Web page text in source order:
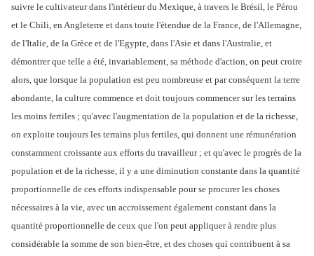
suivre le cultivateur dans l'intérieur du Mexique, à travers le Brésil, le Pérou
et le Chili, en Angleterre et dans toute l'étendue de la France, de l'Allemagne,
de l'Italie, de la Grèce et de l'Egypte, dans l'Asie et dans l'Australie, et
démontrer que telle a été, invariablement, sa méthode d'action, on peut croire
alors, que lorsque la population est peu nombreuse et par conséquent la terre
abondante, la culture commence et doit toujours commencer sur les terrains
les moins fertiles ; qu'avec l'augmentation de la population et de la richesse,
on exploite toujours les terrains plus fertiles, qui donnent une rémunération
constamment croissante aux efforts du travailleur ; et qu'avec le progrès de la
population et de la richesse, il y a une diminution constante dans la quantité
proportionnelle de ces efforts indispensable pour se procurer les choses
nécessaires à la vie, avec un accroissement également constant dans la
quantité proportionnelle de ceux que l'on peut appliquer à rendre plus
considérable la somme de son bien-être, et des choses qui contribuent à sa